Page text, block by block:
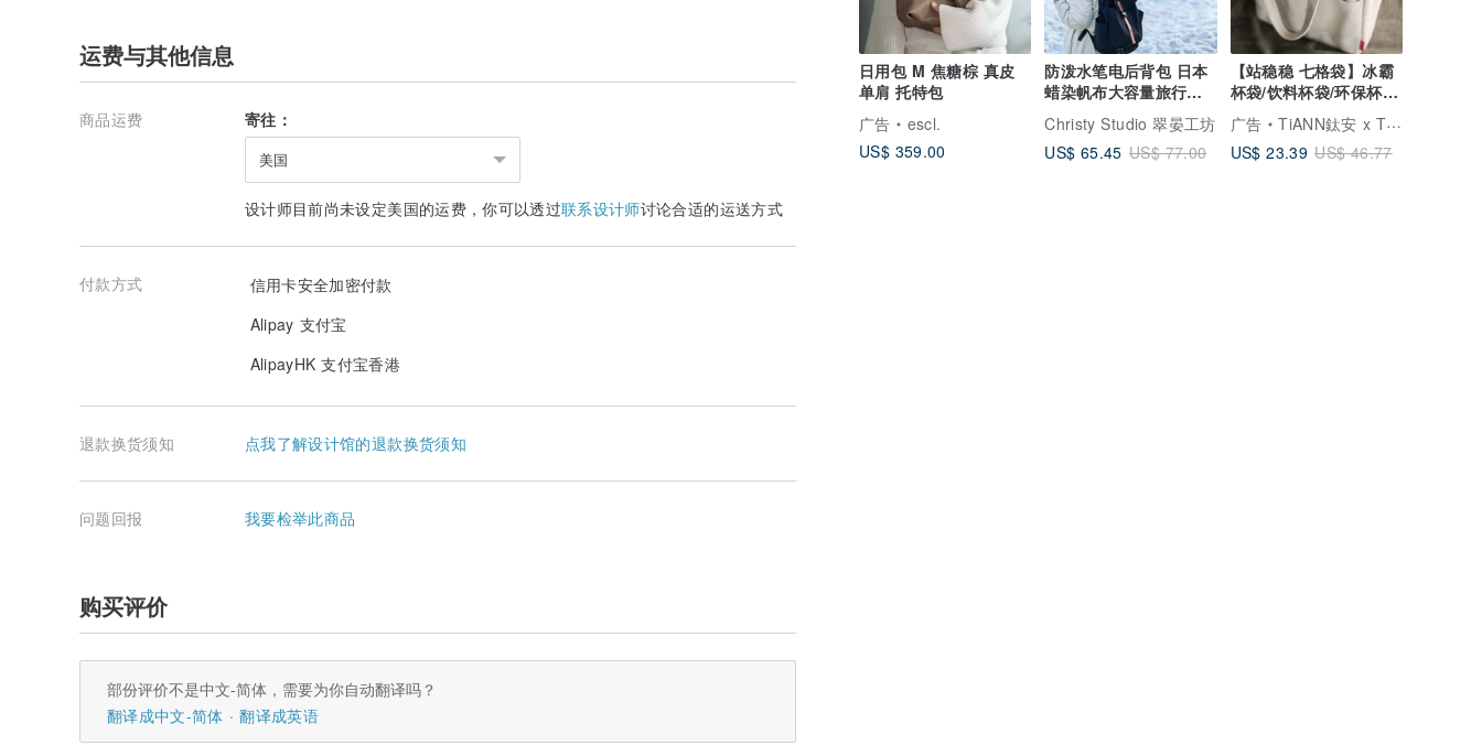
日用包 M 焦糖棕 真皮
单肩 托特包
广告
escl.
US$ 359.00
防泼水笔电后背包 日本
蜡染帆布大容量旅行背
包 黑色 -108号
Christy Studio 翠晏工坊
US$ 65.45 US$ 77.00
【站稳稳 七格袋】冰霸
杯袋/饮料杯袋/环保杯
袋/斜背袋
广告
TiANN鈦安 x TiKOBO鈦工坊
US$ 23.39 US$ 46.77
运费与其他信息
商品运费 寄往：
美国
设计师目前尚未设定美国的运费，你可以透过联系设计师讨论合适的运送方式
付款方式
信用卡安全加密付款
Alipay 支付宝
AlipayHK 支付宝香港
退款换货须知 点我了解设计馆的退款换货须知
问题回报 我要检举此商品
购买评价
部份评价不是中文-简体，需要为你自动翻译吗？
翻译成中文-简体
翻译成英语